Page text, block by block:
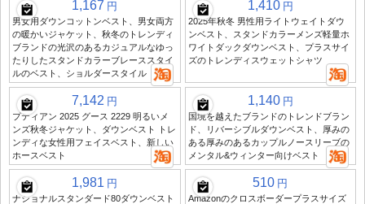
1,167 円
男女用ダウンコットンベスト、男女両方
の暖かいジャケット、秋冬のトレンディ
ブランドの光沢のあるカジュアルなゆっ
たりしたスタンドカラーブレーススタイ
ルのベスト、ショルダースタイル
1,410 円
2025年秋冬 男性用ライトウェイトダウ
ンベスト、スタンドカラーメンズ軽量ホ
ワイトダックダウンベスト、プラスサイ
ズのトレンディスウェットシャツ
7,142 円
プティアン 2025 グース 2229 明るいメ
ンズ秋冬ジャケット、ダウンベスト トレ
ンディな女性用フェイスベスト、新しい
ホースベスト
1,140 円
国境を越えたブランドのトレンドブラン
ド、リバーシブルダウンベスト、厚みの
ある厚みのあるカップルノースリーブの
メンタル&ウィンター向けベスト
1,981 円
ナショナルスタンダード80ダウンベスト
510 円
Amazonのクロスボーダープラスサイズ